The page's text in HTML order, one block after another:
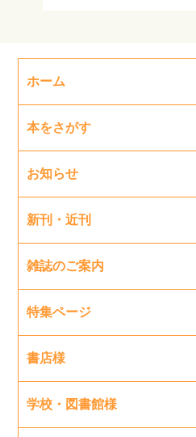
ホーム
本をさがす
お知らせ
新刊・近刊
雑誌のご案内
特集ページ
書店様
学校・図書館様